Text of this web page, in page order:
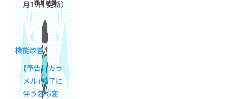
月19日 更新）
機能改善
【予告】「カラ
メル」終了に
伴う名称変